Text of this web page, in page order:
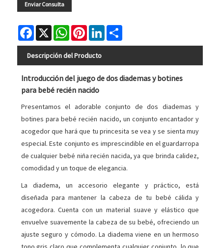
Enviar Consulta
Facebook
X WhatsAppPinterestLinkedIn
Descripción del Producto
Introducción del juego de dos diademas y botines
para bebé recién nacido
Presentamos el adorable conjunto de dos diademas y
botines para bebé recién nacido, un conjunto encantador y
acogedor que hará que tu princesita se vea y se sienta muy
especial. Este conjunto es imprescindible en el guardarropa
de cualquier bebé niña recién nacida, ya que brinda calidez,
comodidad y un toque de elegancia.
La diadema, un accesorio elegante y práctico, está
diseñada para mantener la cabeza de tu bebé cálida y
acogedora. Cuenta con un material suave y elástico que
envuelve suavemente la cabeza de su bebé, ofreciendo un
ajuste seguro y cómodo. La diadema viene en un hermoso